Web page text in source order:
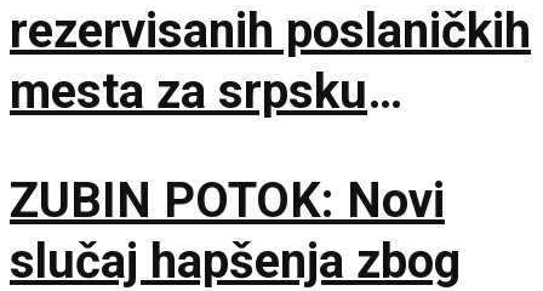
rezervisanih poslaničkih
mesta za srpsku
ZUBIN POTOK: Novi
slučaj hapšenja zbog